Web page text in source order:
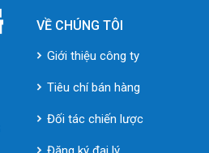
VỀ CHÚNG TÔI
Giới thiệu công ty
Tiêu chí bán hàng
Đối tác chiến lược